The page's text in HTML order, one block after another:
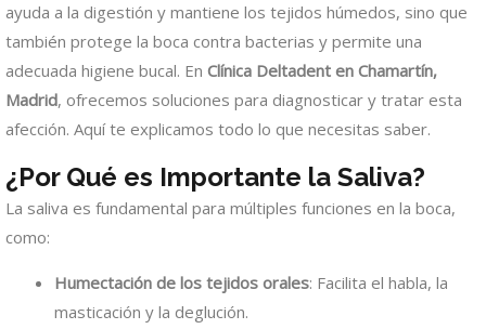
ayuda a la digestión y mantiene los tejidos húmedos, sino que
también protege la boca contra bacterias y permite una
adecuada higiene bucal. En Clínica Deltadent en Chamartín,
Madrid, ofrecemos soluciones para diagnosticar y tratar esta
afección. Aquí te explicamos todo lo que necesitas saber.
¿Por Qué es Importante la Saliva?
La saliva es fundamental para múltiples funciones en la boca,
como:
Humectación de los tejidos orales: Facilita el habla, la
masticación y la deglución.